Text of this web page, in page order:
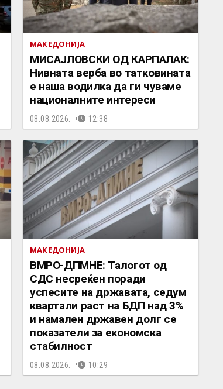
МАКЕДОНИЈА
МИСАЈЛОВСКИ ОД КАРПАЛАК:
Нивната верба во татковината
е наша водилка да ги чуваме
националните интереси
08.08.2026. 12:38
МАКЕДОНИЈА
ВМРО-ДПМНЕ: Талогот од
СДС несреќен поради
успесите на државата, седум
квартали раст на БДП над 3%
и намален државен долг се
показатели за економска
стабилност
08.08.2026. 10:29